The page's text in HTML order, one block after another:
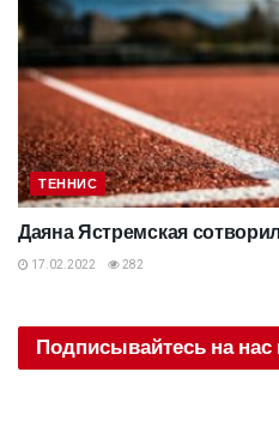
ТЕННИС
Даяна Ястремская
17.02.2022 282
Подписывайтесь на нас